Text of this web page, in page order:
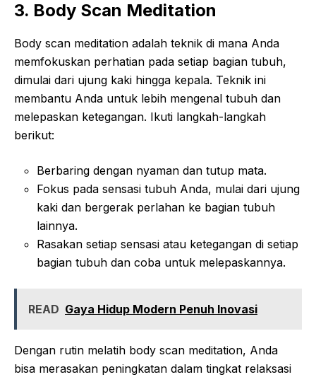
3. Body Scan Meditation
Body scan meditation adalah teknik di mana Anda
memfokuskan perhatian pada setiap bagian tubuh,
dimulai dari ujung kaki hingga kepala. Teknik ini
membantu Anda untuk lebih mengenal tubuh dan
melepaskan ketegangan. Ikuti langkah-langkah
berikut:
Berbaring dengan nyaman dan tutup mata.
Fokus pada sensasi tubuh Anda, mulai dari ujung
kaki dan bergerak perlahan ke bagian tubuh
lainnya.
Rasakan setiap sensasi atau ketegangan di setiap
bagian tubuh dan coba untuk melepaskannya.
READ Gaya Hidup Modern Penuh Inovasi
Dengan rutin melatih body scan meditation, Anda
bisa merasakan peningkatan dalam tingkat relaksasi